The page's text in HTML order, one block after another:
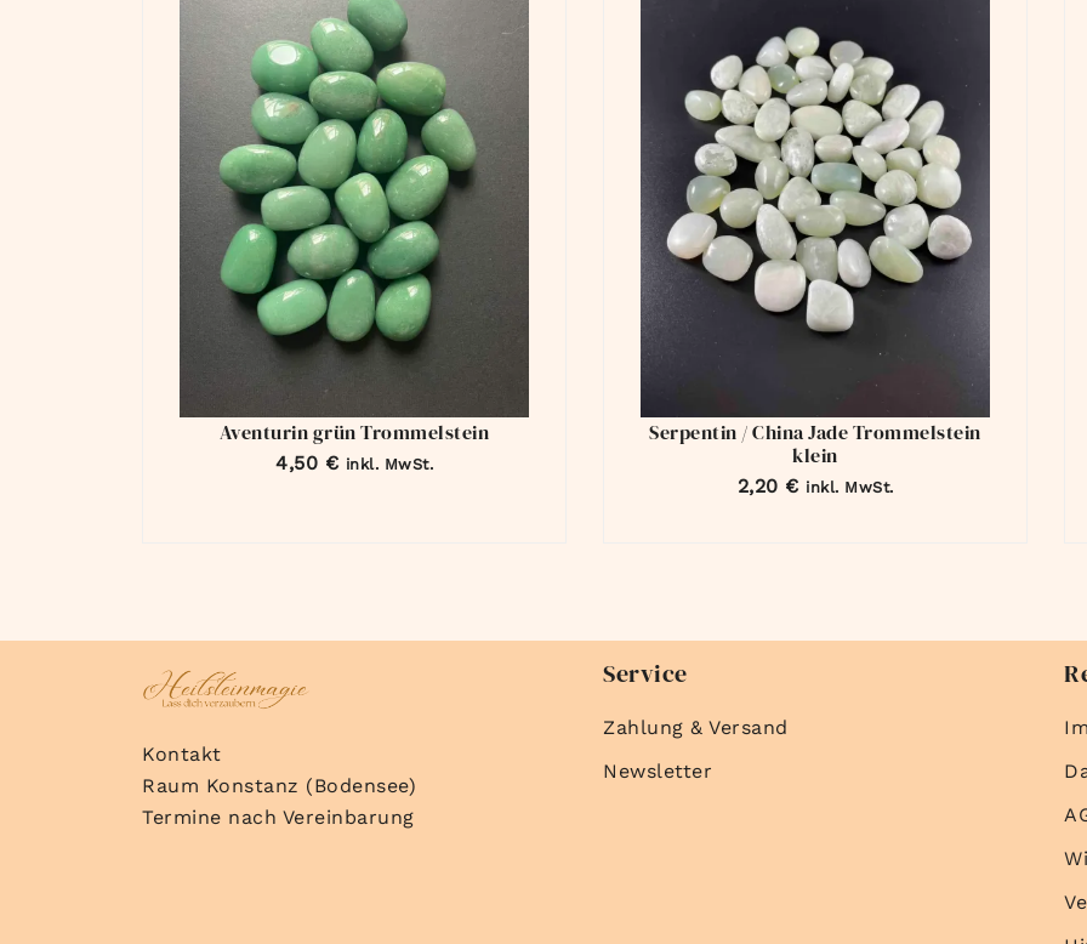
Aventurin grün Trommelstein
4,50 € inkl. MwSt.
Serpentin / China Jade Trommelstein
klein
2,20 € inkl. MwSt.
Kontakt
Raum Konstanz (Bodensee)
Termine nach Vereinbarung
Service
Zahlung & Versand
Newsletter